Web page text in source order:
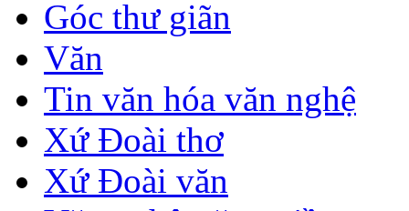
Góc thư giãn
Văn
Tin văn hóa văn nghệ
Xứ Đoài thơ
Xứ Đoài văn